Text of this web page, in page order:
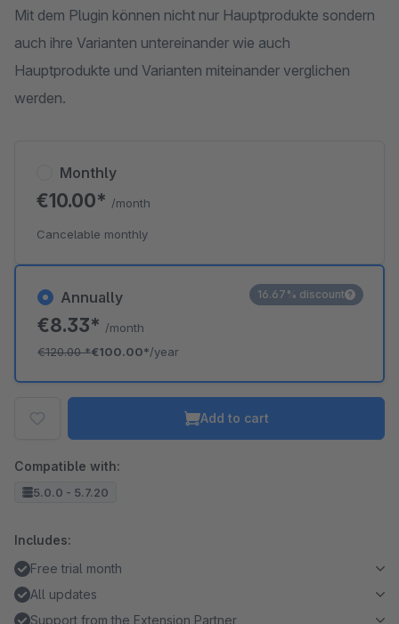
Mit dem Plugin können nicht nur Hauptprodukte sondern
auch ihre Varianten untereinander wie auch
Hauptprodukte und Varianten miteinander verglichen
werden.
Annually
€8.33* /month
€120.00*€100.00*/year
16.67% discount
Monthly
€10.00* /month
Cancelable monthly
Add to cart
Compatible with:
5.0.0 - 5.7.20
Includes:
Free trial month
All updates
Support from the Extension Partner